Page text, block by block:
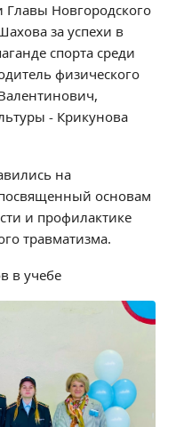
ОРГАНИЗАЦИИ
образовательной
требования
и
обучающихся
Новгородского
за успехи в
спорта среди
физического
- Крикунова
на
основам
и профилактике
травматизма.
в учебе